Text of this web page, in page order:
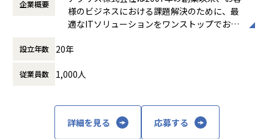
た観点で、
顧客の事業継続と成長に直結する成果を現場から形にしてい
■このポジションの特徴・魅力
・ゼロトラスト推進、NW更改、SOC/SIEM整備、運用高度化
など、**事業インパクトの大きい案件の推進役（PL）**とし
て活躍できる
いたします。
めに、最適なITソリューションの提供を目指して展開してき
しての存在価値である「企業理念」と今後の指針となる「ビ
【企業理念】すごい！を追求する
【ビジョン】日本でもっともエンジニアがわくわくする会社
休憩時間： 60分
企業概要
様のビジネスにおける課題解決のために、最
適なITソリューションをワンストップでお届
「すごい！」というポジティブな驚きを示す
聞かれるような、そんな質の高い仕事を提供
し続けようという決意の形です。
設立年数 20年
従業員数 1,000人
詳細を見る 応募する